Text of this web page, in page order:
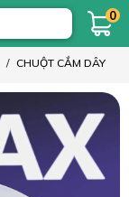
0
CHUỘT CẮM DÂY